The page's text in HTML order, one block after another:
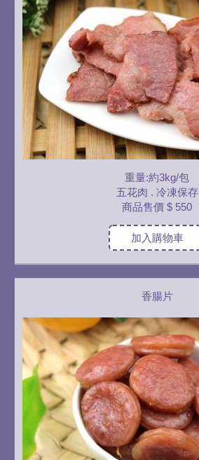
重量:約3kg/包
五花肉 . 冷凍保存
商品售價 $ 550
加入購物車
香腸片